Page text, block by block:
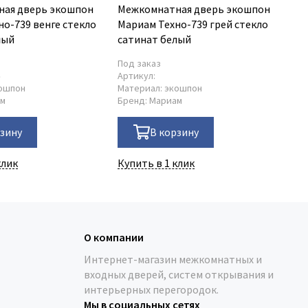
дверь экошпон
739 венге стекло
Межкомнатная дверь экошпон
Мариам Техно-739 грей стекло
сатинат белый
Под заказ
Артикул:
Материал: экошпон
Бренд: Мариам
В корзину
Купить в 1 клик
О компании
Интернет-магазин межкомнатных и
входных дверей, систем открывания и
интерьерных перегородок.
Мы в социальных сетях